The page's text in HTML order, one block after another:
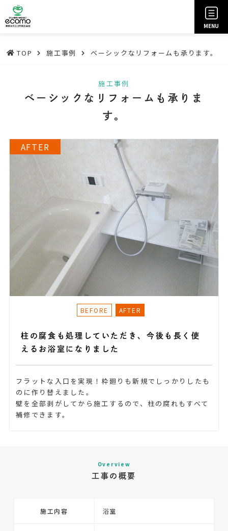
MENU
TOP 施工事例 ベーシックなリフォームも承ります。
施工事例
ベーシックなリフォームも承りま
す。
柱の腐食も処理していただき、今後も長く使
えるお浴室になりました
フラットな入口を実現！枠廻りも新規でしっかりしたも
のに作り替えました。
壁を全部剥がしてから施工するので、柱の腐れもすべて
補修できます。
Overview
工事の概要
施工内容 浴室